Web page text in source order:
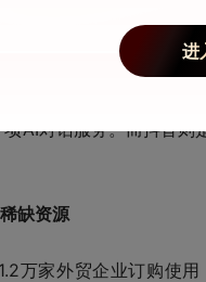
社交功能和产品。日前
AI对话服务。而抖音则
缺资源
万家外贸企业订购使
进